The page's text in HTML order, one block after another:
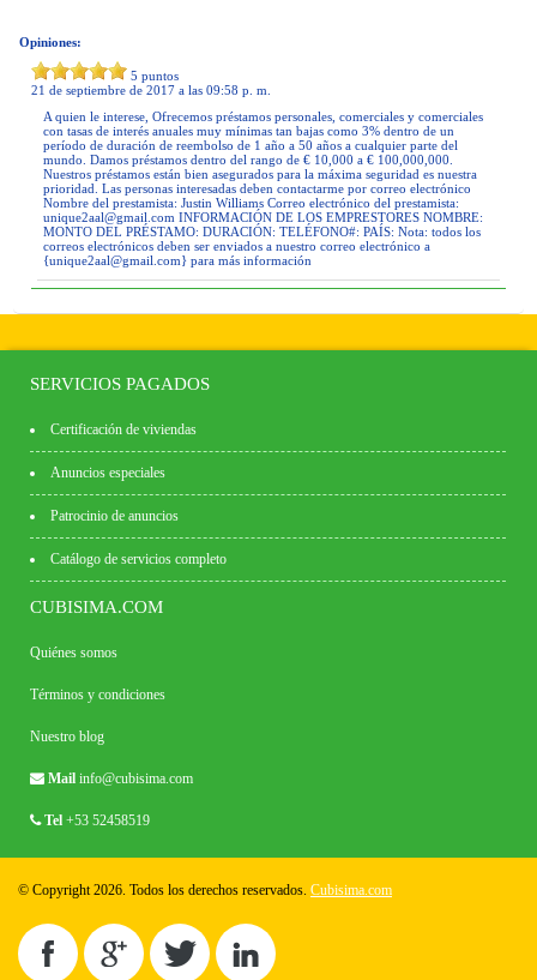
Opiniones:
5 puntos
21 de septiembre de 2017 a las 09:58 p. m.
A quien le interese, Ofrecemos préstamos personales, comerciales y comerciales
con tasas de interés anuales muy mínimas tan bajas como 3% dentro de un
período de duración de reembolso de 1 año a 50 años a cualquier parte del
mundo. Damos préstamos dentro del rango de € 10,000 a € 100,000,000.
Nuestros préstamos están bien asegurados para la máxima seguridad es nuestra
prioridad. Las personas interesadas deben contactarme por correo electrónico
Nombre del prestamista: Justin Williams Correo electrónico del prestamista:
unique2aal@gmail.com INFORMACIÓN DE LOS EMPRESTORES NOMBRE:
MONTO DEL PRÉSTAMO: DURACIÓN: TELÉFONO#: PAÍS: Nota: todos los
correos electrónicos deben ser enviados a nuestro correo electrónico a
{unique2aal@gmail.com} para más información
SERVICIOS PAGADOS
Certificación de viviendas
Anuncios especiales
Patrocinio de anuncios
Catálogo de servicios completo
CUBISIMA.COM
Quiénes somos
Términos y condiciones
Nuestro blog
Mail info@cubisima.com
Tel +53 52458519
© Copyright 2026. Todos los derechos reservados. Cubisima.com